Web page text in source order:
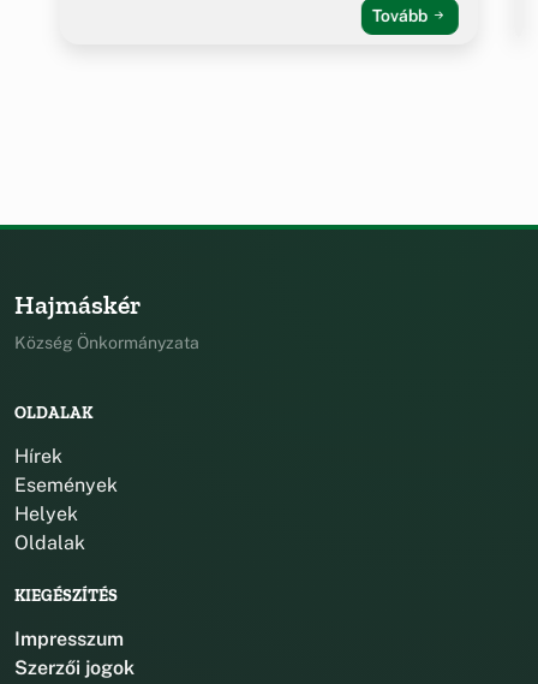
Tovább
Hajmáskér
Község Önkormányzata
OLDALAK
Hírek
Események
Helyek
Oldalak
KIEGÉSZÍTÉS
Impresszum
Szerzői jogok